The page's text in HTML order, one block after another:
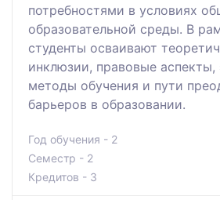
потребностями в условиях
образовательной среды. В
студенты осваивают
инклюзии, правовые
методы обучения и пути
барьеров в образовании.
Год обучения - 2
Семестр - 2
Кредитов - 3